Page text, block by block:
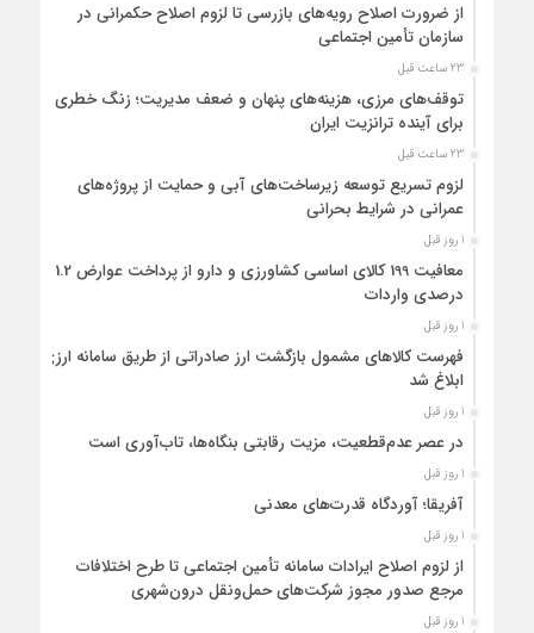
از ضرورت اصلاح رویه‌های بازرسی تا لزوم اصلاح حکمرانی در
سازمان تأمین اجتماعی
23 ساعت قبل
توقف‌های مرزی، هزینه‌های پنهان و ضعف مدیریت؛ زنگ خطری
برای آینده ترانزیت ایران
23 ساعت قبل
لزوم تسریع توسعه زیرساخت‌های آبی و حمایت از پروژه‌های
عمرانی در شرایط بحرانی
1 روز قبل
معافیت 199 کالای اساسی کشاورزی و دارو از پرداخت عوارض 1.2
درصدی واردات
1 روز قبل
فهرست کالاهای مشمول بازگشت ارز صادراتی از طریق سامانه ارزی
ابلاغ شد
1 روز قبل
در عصر عدم‌قطعیت، مزیت رقابتی بنگاه‌ها، تاب‌آوری است
1 روز قبل
آفریقا؛ آوردگاه قدرت‌های معدنی
1 روز قبل
از لزوم اصلاح ایرادات سامانه تأمین اجتماعی تا طرح اختلافات
مرجع صدور مجوز شرکت‌های حمل‌ونقل درون‌شهری
1 روز قبل